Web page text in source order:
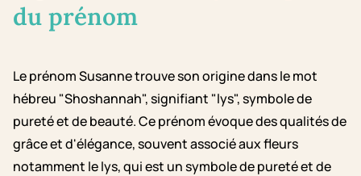
du prénom
Le prénom Susanne trouve son origine dans le mot
hébreu "Shoshannah", signifiant "lys", symbole de
pureté et de beauté. Ce prénom évoque des qualités de
grâce et d'élégance, souvent associé aux fleurs
notamment le lys, qui est un symbole de pureté et de